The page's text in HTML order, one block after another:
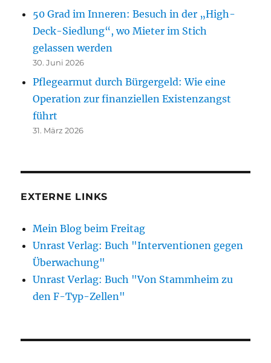
50 Grad im Inneren: Besuch in der „High-
Deck-Siedlung“, wo Mieter im Stich
gelassen werden
30. Juni 2026
Pflegearmut durch Bürgergeld: Wie eine
Operation zur finanziellen Existenzangst
führt
31. März 2026
EXTERNE LINKS
Mein Blog beim Freitag
Unrast Verlag: Buch "Interventionen gegen
Überwachung"
Unrast Verlag: Buch "Von Stammheim zu
den F-Typ-Zellen"